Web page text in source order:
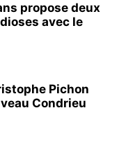
propose deux
avec le
Pichon
Condrieu